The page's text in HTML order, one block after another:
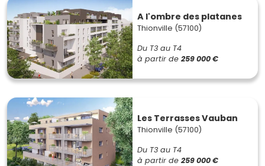
A l'ombre des platanes
Thionville (57100)
Du T3 au T4
à partir de 259 000 €
Les Terrasses Vauban
Thionville (57100)
Du T3 au T4
à partir de 259 000 €